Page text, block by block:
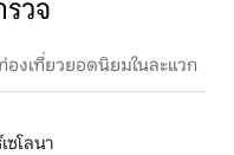
วจ
องเที่ยวยอดนิยมในละแวก
ซโลนา